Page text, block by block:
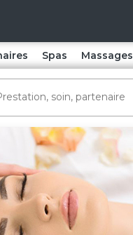
Spas Massages